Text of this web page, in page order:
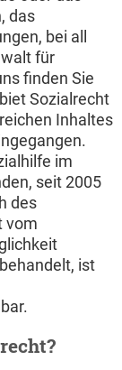
das
bei all
für
finden Sie
Sozialrecht
Inhaltes
im
seit 2005
des
vom
ist